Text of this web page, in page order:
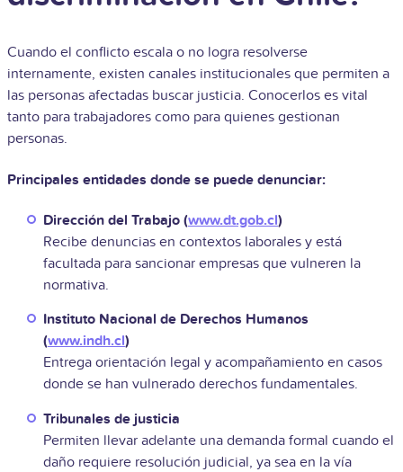
Cuando el conflicto escala o no logra resolverse
internamente, existen canales institucionales que permiten a
las personas afectadas buscar justicia. Conocerlos es vital
tanto para trabajadores como para quienes gestionan
personas.
Principales entidades donde se puede denunciar:
Dirección del Trabajo (www.dt.gob.cl)
Recibe denuncias en contextos laborales y está
facultada para sancionar empresas que vulneren la
normativa.
Instituto Nacional de Derechos Humanos
(www.indh.cl)
Entrega orientación legal y acompañamiento en casos
donde se han vulnerado derechos fundamentales.
Tribunales de justicia
Permiten llevar adelante una demanda formal cuando el
daño requiere resolución judicial, ya sea en la vía